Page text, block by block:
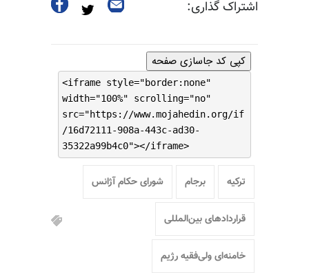
اشتراک گذاری:
کپی کد جاسازی صفحه
<iframe style="border:none"
width="100%" scrolling="no"
src="https://www.mojahedin.org/if
/16d72111-908a-443c-ad30-
35322a99b4c0"></iframe>
ترکیه برجام شورای حکام آژانس
قراردادهای بین‌المللی
خامنه‌ای ولی‌فقیه رژیم